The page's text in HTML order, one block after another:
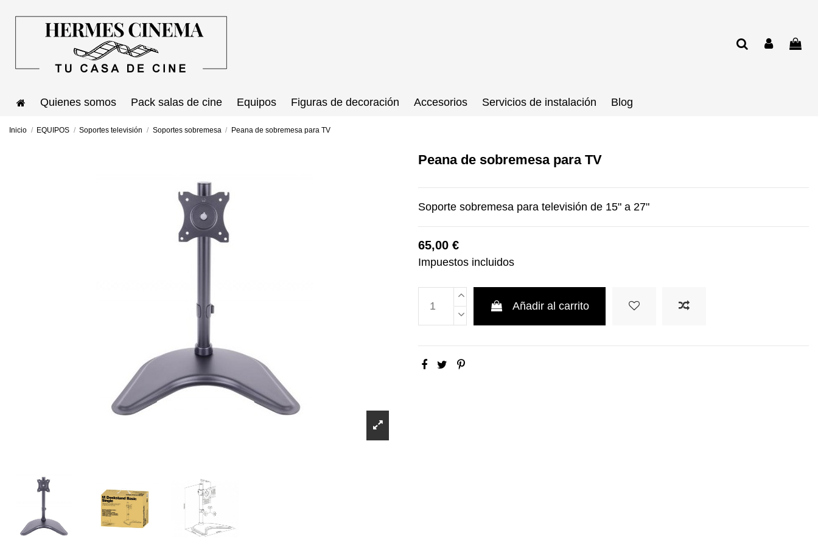
Quienes somos Pack salas de cine Equipos Figuras de decoración Accesorios Servicios de instalación Blog
Inicio EQUIPOS Soportes televisión Soportes sobremesa Peana de sobremesa para TV
Peana de sobremesa para TV
Soporte sobremesa para televisión de 15" a 27"
65,00 €
Impuestos incluidos
Añadir al carrito